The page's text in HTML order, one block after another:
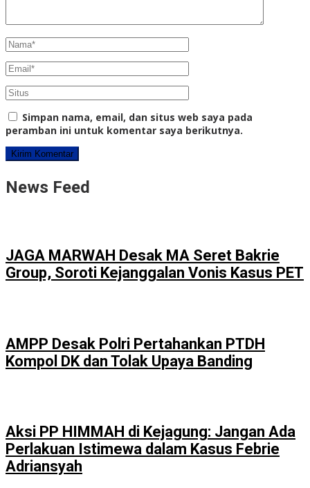
Simpan nama, email, dan situs web saya pada
peramban ini untuk komentar saya berikutnya.
News Feed
JAGA MARWAH Desak MA Seret Bakrie
Group, Soroti Kejanggalan Vonis Kasus PET
AMPP Desak Polri Pertahankan PTDH
Kompol DK dan Tolak Upaya Banding
Aksi PP HIMMAH di Kejagung: Jangan Ada
Perlakuan Istimewa dalam Kasus Febrie
Adriansyah